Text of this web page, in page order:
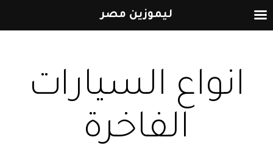
المحتوى
انواع السيارات
الفاخرة
ليموزين مصر